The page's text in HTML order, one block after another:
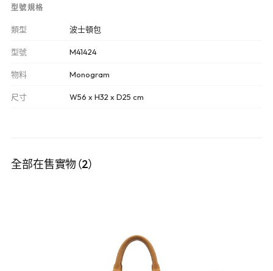
型號規格
類型 波士頓包
型號 M41424
物料 Monogram
尺寸 W56 x H32 x D25 cm
全部在售實物（2）